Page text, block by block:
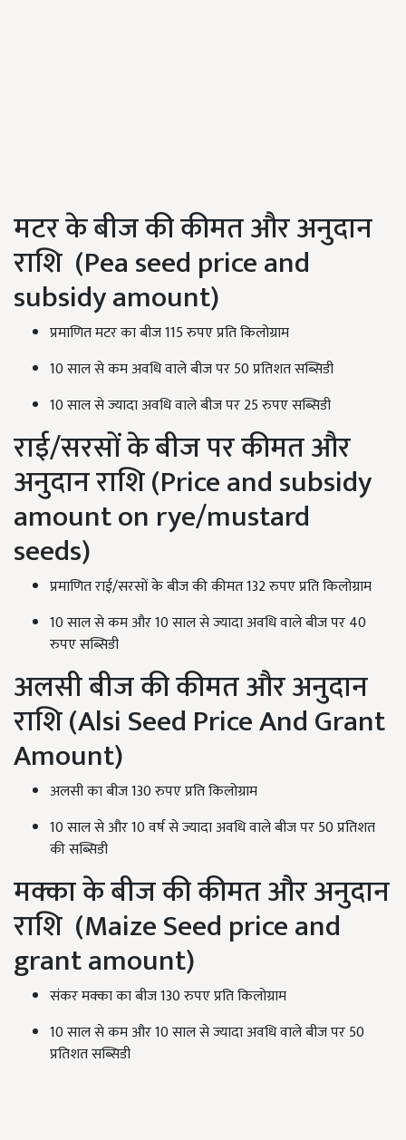
मटर के बीज की कीमत और अनुदान
राशि (Pea seed price and
subsidy amount)
प्रमाणित मटर का बीज 115 रुपए प्रति किलोग्राम
10 साल से कम अवधि वाले बीज पर 50 प्रतिशत सब्सिडी
10 साल से ज्यादा अवधि वाले बीज पर 25 रुपए सब्सिडी
राई/सरसों के बीज पर कीमत और
अनुदान राशि (Price and subsidy
amount on rye/mustard
seeds)
प्रमाणित राई/सरसों के बीज की कीमत 132 रुपए प्रति किलोग्राम
10 साल से कम और 10 साल से ज्यादा अवधि वाले बीज पर 40
रुपए सब्सिडी
अलसी बीज की कीमत और अनुदान
राशि (Alsi Seed Price And Grant
Amount)
अलसी का बीज 130 रुपए प्रति किलोग्राम
10 साल से और 10 वर्ष से ज्यादा अवधि वाले बीज पर 50 प्रतिशत
की सब्सिडी
मक्का के बीज की कीमत और अनुदान
राशि (Maize Seed price and
grant amount)
संकर मक्का का बीज 130 रुपए प्रति किलोग्राम
10 साल से कम और 10 साल से ज्यादा अवधि वाले बीज पर 50
प्रतिशत सब्सिडी